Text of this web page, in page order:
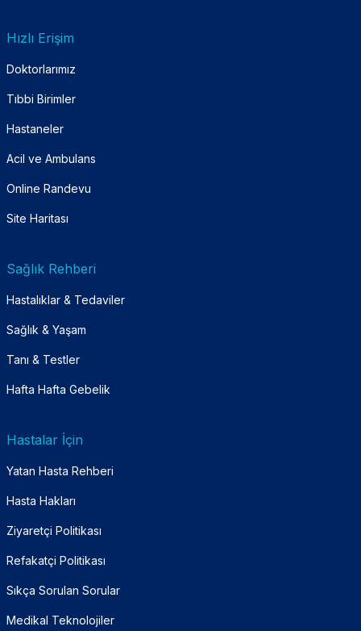
Hızlı Erişim
Doktorlarımız
Tıbbi Birimler
Hastaneler
Acil ve Ambulans
Online Randevu
Site Haritası
Sağlık Rehberi
Hastalıklar & Tedaviler
Sağlık & Yaşam
Tanı & Testler
Hafta Hafta Gebelik
Hastalar İçin
Yatan Hasta Rehberi
Hasta Hakları
Ziyaretçi Politikası
Refakatçi Politikası
Sıkça Sorulan Sorular
Medikal Teknolojiler